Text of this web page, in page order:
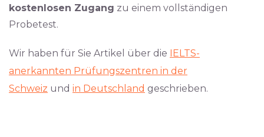
kostenlosen Zugang zu einem vollständigen
Probetest.
Wir haben für Sie Artikel über die IELTS-
anerkannten Prüfungszentren in der
Schweiz und in Deutschland geschrieben.